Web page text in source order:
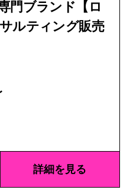
門ブランド【ロ
ルティング販売
詳細を見る